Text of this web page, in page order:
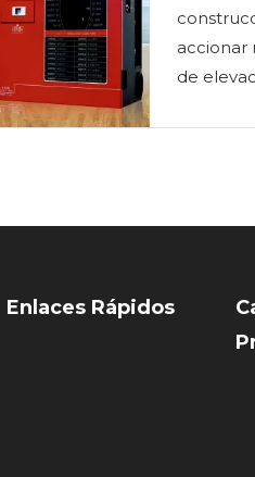
accionar
de
Enlaces Rápidos